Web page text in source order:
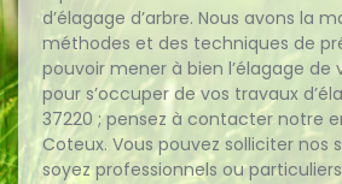
d’élagage d’arbre. Nous avons la
méthodes et des techniques de
pouvoir mener à bien l’élagage de
pour s’occuper de vos travaux
37220 ; pensez à contacter notre
Coteux. Vous pouvez solliciter nos
soyez professionnels ou